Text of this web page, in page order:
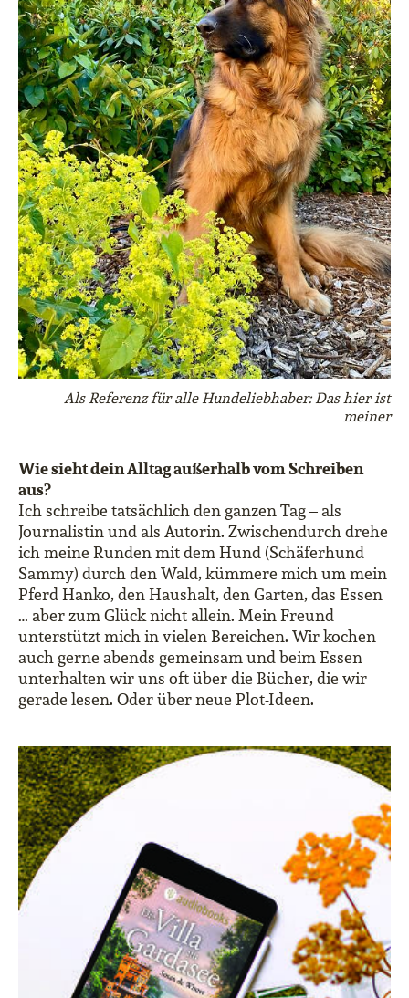
Als Referenz für alle Hundeliebhaber: Das hier ist
meiner
Wie sieht dein Alltag außerhalb vom Schreiben
aus?
Ich schreibe tatsächlich den ganzen Tag – als
Journalistin und als Autorin. Zwischendurch drehe
ich meine Runden mit dem Hund (Schäferhund
Sammy) durch den Wald, kümmere mich um mein
Pferd Hanko, den Haushalt, den Garten, das Essen
… aber zum Glück nicht allein. Mein Freund
unterstützt mich in vielen Bereichen. Wir kochen
auch gerne abends gemeinsam und beim Essen
unterhalten wir uns oft über die Bücher, die wir
gerade lesen. Oder über neue Plot-Ideen.